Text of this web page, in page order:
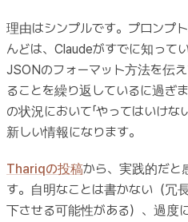
理由はシンプルです。プロンプ
んどは、Claudeがすでに知って
JSONのフォーマット方法を伝
ることを繰り返しているに過ぎ
の状況において「やってはいけな
新しい情報になります。
Thariqの投稿から、実践的だと
す。自明なことは書かない（冗
下させる可能性がある）、過度